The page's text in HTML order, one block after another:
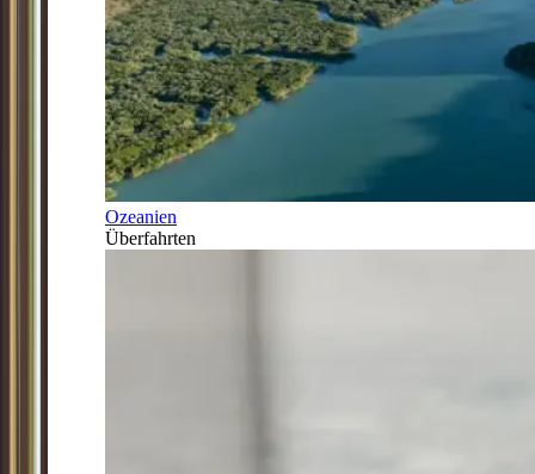
Ozeanien
Überfahrten